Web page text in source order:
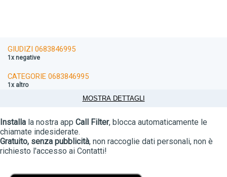
GIUDIZI 0683846995
1x negative
CATEGORIE 0683846995
1x altro
MOSTRA DETTAGLI
Installa la nostra app Call Filter, blocca automaticamente le
chiamate indesiderate.
Gratuito, senza pubblicità, non raccoglie dati personali, non è
richiesto l'accesso ai Contatti!